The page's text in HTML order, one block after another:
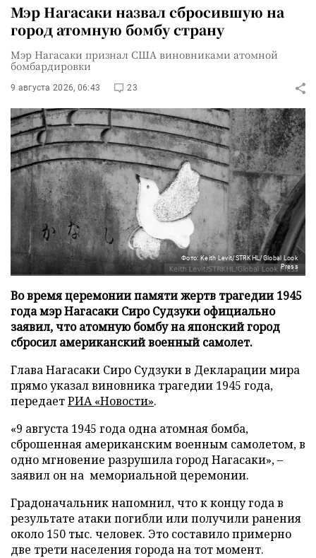
Мэр Нагасаки назвал сбросившую на
город атомную бомбу страну
Мэр Нагасаки признал США виновниками атомной
бомбардировки
9 августа 2026, 06:43 23
Фото: Keith Levit/STRKHL/Global Look
Press
Во время церемонии памяти жертв трагедии 1945
года мэр Нагасаки Сиро Судзуки официально
заявил, что атомную бомбу на японский город
сбросил американский военный самолет.
Глава Нагасаки Сиро Судзуки в Декларации мира
прямо указал виновника трагедии 1945 года,
передаетРИА «Новости».
«9 августа 1945 года одна атомная бомба,
сброшенная американским военным самолетом, в
одно мгновение разрушила город Нагасаки», –
заявил он на мемориальной церемонии.
Градоначальник напомнил, что к концу года в
результате атаки погибли или получили ранения
около 150 тыс. человек. Это составило примерно
две трети населения города на тот момент.